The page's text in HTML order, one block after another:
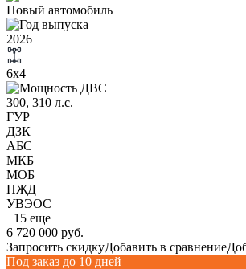
Новый автомобиль
2026
6х4
300, 310 л.с.
ГУР
ДЗК
АБС
МКБ
МОБ
ПЖД
УВЭОС
+15 еще
6 720 000 руб.
Запросить скидкуДобавить в сравнение
Под заказ до 10 дней